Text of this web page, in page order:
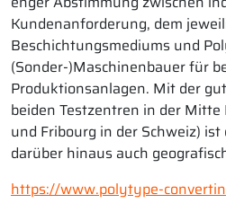
Kundenanforderung, dem
Beschichtungsmediums und
(Sonder-)Maschinenbauer für
Produktionsanlagen. Mit der
beiden Testzentren in der Mitte
und Fribourg in der Schweiz)
darüber hinaus auch
https://www.polytype-